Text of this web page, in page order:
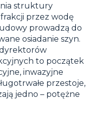
struktury
przez wodę
prowadzą do
osiadanie szyn.
to początek
inwazyjne
przestoje,
jedno – potężne